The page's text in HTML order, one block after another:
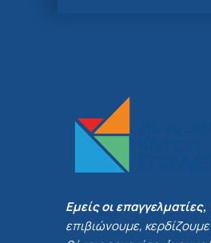
Εμείς οι επαγγελματίες,
επιβιώνουμε,